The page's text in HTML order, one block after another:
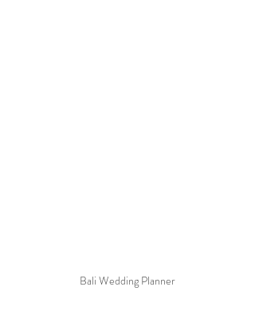
Bali Wedding Planner